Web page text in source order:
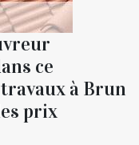
ce
à Brun
prix